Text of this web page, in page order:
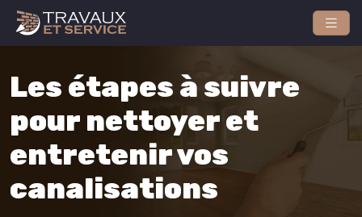
Les étapes à suivre
pour nettoyer et
entretenir vos
canalisations